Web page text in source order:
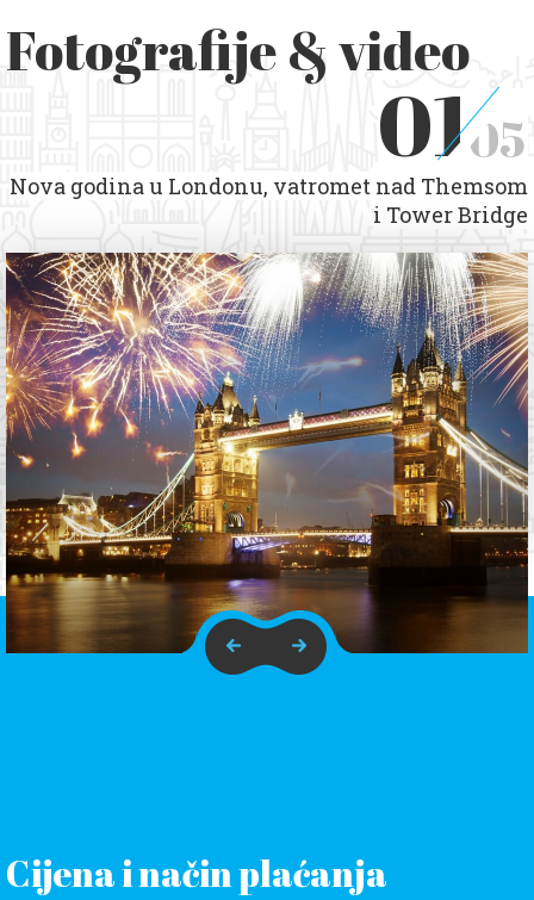
Fotografije & video
0105
Nova godina u Londonu, vatromet nad Themsom
i Tower Bridge
Cijena i način plaćanja